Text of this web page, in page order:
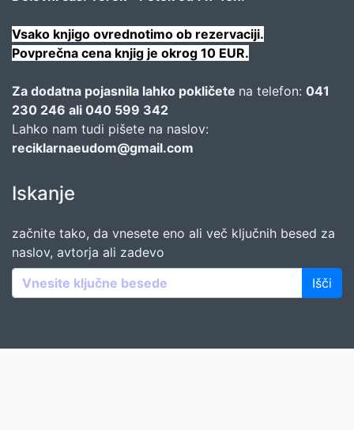
Vsako knjigo ovrednotimo ob rezervaciji.
Povprečna cena knjig je okrog 10 EUR.
Za dodatna pojasnila lahko pokličete na telefon: 041
230 246 ali 040 599 342
Lahko nam tudi pišete na naslov:
reciklarnaeudom@gmail.com
Iskanje
začnite tako, da vnesete eno ali več ključnih besed za
naslov, avtorja ali zadevo
Išči